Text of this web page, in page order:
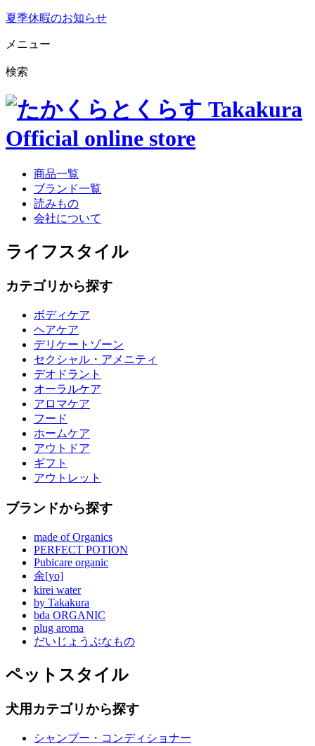
夏季休暇のお知らせ
メニュー
検索
商品一覧
ブランド一覧
読みもの
会社について
ライフスタイル
カテゴリから探す
ボディケア
ヘアケア
デリケートゾーン
セクシャル・アメニティ
デオドラント
オーラルケア
アロマケア
フード
ホームケア
アウトドア
ギフト
アウトレット
ブランドから探す
made of Organics
PERFECT POTION
Pubicare organic
余[yo]
kirei water
by Takakura
bda ORGANIC
plug aroma
だいじょうぶなもの
ペットスタイル
犬用カテゴリから探す
シャンプー・コンディショナー